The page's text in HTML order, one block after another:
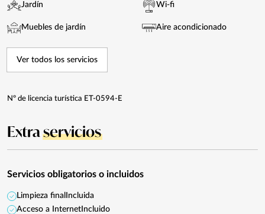
Jardín
Muebles de jardín
Wi-fi
Aire acondicionado
Ver todos los servicios
Nº de licencia turística ET-0594-E
Extraservicios
Servicios obligatorios o incluidos
Limpieza final Incluida
Acceso a Internet Incluido